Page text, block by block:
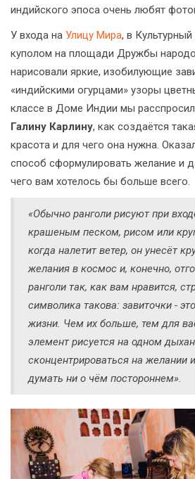
индийского эпоса очень любят
У входа на Улицу Мира, в
куполом на площади Дружбы
нарисовали яркие, изобилующие
«индийскими огурцами» узоры
классе в Доме Индии мы
Галину Карлину, как создаётся
красота и для чего она нужна.
способ сформулировать желание и
чего вам хотелось бы больше всего.
«Обычно ранголи рисуют при
крашеным песком, рисом или
когда налетит ветер, он унесёт
желания в космос и, конечно,
ранголи так, как вам нравится,
символика такова: завиточки -
жизни. Чем их больше, тем для
элемент рисуется на одном
сконцентрироваться на желании
думать ни о чём постороннем».